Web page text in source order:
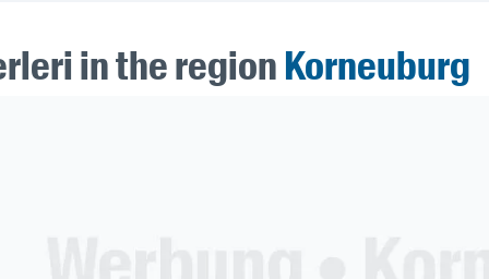
in the regionKorneuburg